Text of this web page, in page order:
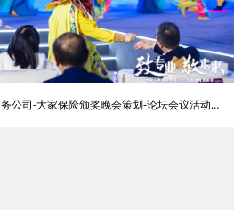
公司-大家保险颁奖晚会策划-论坛会议活动策